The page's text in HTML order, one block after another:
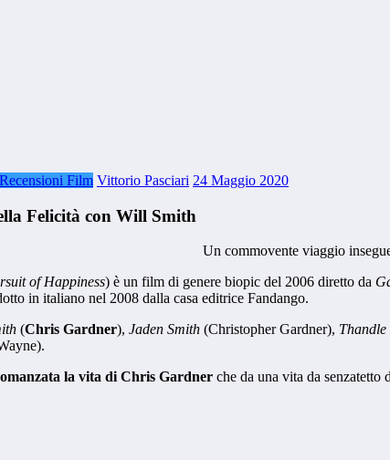
Recensioni Film Vittorio Pasciari 24 Maggio 2020
Felicità con Will Smith
Un commovente viaggio
of Happiness) è un film di genere biopic del 2006 diretto da
in italiano nel 2008 dalla casa editrice Fandango.
(Chris Gardner), Jaden Smith (Christopher Gardner),
la vita di Chris Gardner che da una vita da